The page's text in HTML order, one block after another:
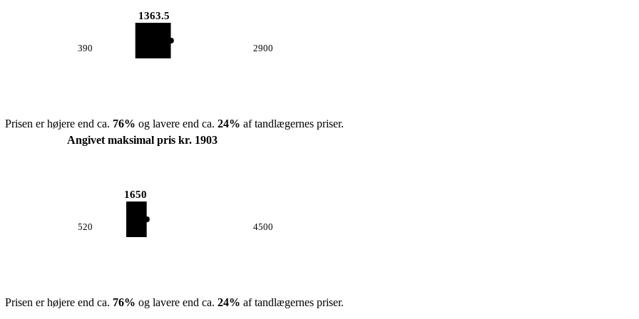
390
1363.5
2900
Prisen er højere end ca. 76% og lavere end ca. 24% af tandlægernes priser.
Angivet maksimal pris kr. 1903
520
1650
4500
Prisen er højere end ca. 76% og lavere end ca. 24% af tandlægernes priser.